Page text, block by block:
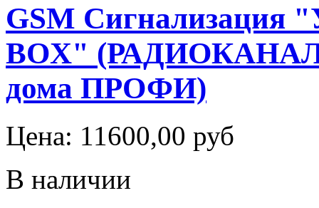
GSM Сигнализация
BOX"
дома ПРОФИ)
Цена: 11600,00 руб
В наличии